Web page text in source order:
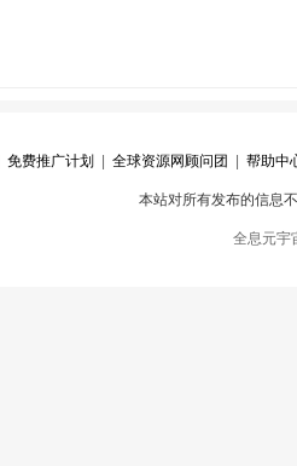
免费推广计划 全球资源网顾问团 帮助中
本站对所有发布的信息
全息元宇